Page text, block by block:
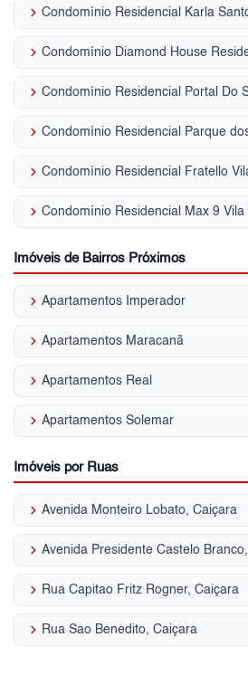
keyboard_arrow_right Condomínio Residencial Karla
keyboard_arrow_right
keyboard_arrow_right Condomínio Residencial Portal Do
keyboard_arrow_right
keyboard_arrow_right Condomínio Residencial Fratello
keyboard_arrow_right Condomínio Residencial Max 9 Vila
Imóveis de Bairros Próximos
keyboard_arrow_right Apartamentos Imperador
keyboard_arrow_right Apartamentos Maracanã
keyboard_arrow_right Apartamentos Real
keyboard_arrow_right Apartamentos Solemar
Imóveis por Ruas
keyboard_arrow_right Avenida Monteiro Lobato, Caiçara
keyboard_arrow_right Avenida Presidente Castelo
keyboard_arrow_right Rua Capitao Fritz Rogner, Caiçara
keyboard_arrow_right Rua Sao Benedito, Caiçara